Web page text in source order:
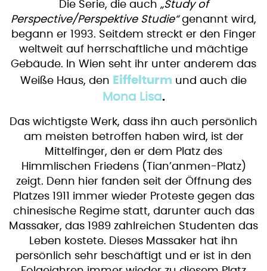
Die Serie, die auch „Study of
Perspective/Perspektive Studie“genannt wird,
begann er 1993. Seitdem streckt er den Finger
weltweit auf herrschaftliche und mächtige
Gebäude. In Wien seht ihr unter anderem das
Weiße Haus, den Eiffelturm und auch die
Mona Lisa.
Das wichtigste Werk, dass ihn auch persönlich
am meisten betroffen haben wird, ist der
Mittelfinger, den er dem Platz des
Himmlischen Friedens (Tian’anmen-Platz)
zeigt. Denn hier fanden seit der Öffnung des
Platzes 1911 immer wieder Proteste gegen das
chinesische Regime statt, darunter auch das
Massaker, das 1989 zahlreichen Studenten das
Leben kostete. Dieses Massaker hat ihn
persönlich sehr beschäftigt und er ist in den